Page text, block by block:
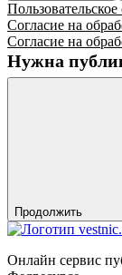
Согласие на
Согласие на
Нужна
Продолжить
Онлайн сервис